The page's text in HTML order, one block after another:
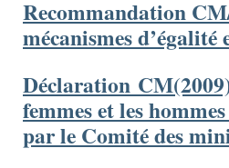
Recommandation
mécanismes d’égalité
Déclaration
femmes et les
par le Comité des